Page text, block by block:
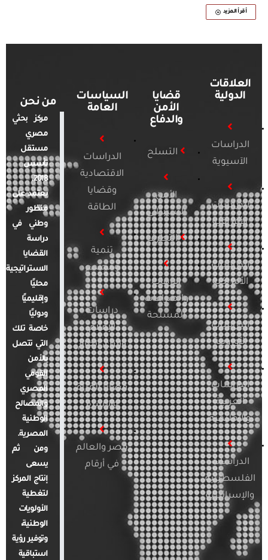
أقرأ المزيد
العلاقات
الدولية
الدراسات
الآسيوية
الدراسات
الأفريقية
الدراسات
الأمريكية
الدراسات
الأوروبية
الدراسات
العربية
والإقليمية
الدراسات
الفلسطينية
والإسرائيلية
قضايا
الأمن
والدفاع
التسلح
الأمن
السيبراني
التطرف
الإرهاب
والصراعات
المسلحة
السياسات
العامة
الدراسات
الاقتصادية
وقضايا
الطاقة
تنمية
ومجتمع
دراسات
الإعلام
والرأي العام
قضايا المرأة
والأسرة
مصر والعالم
في أرقام
من نحن
مركز بحثي
مصري
مستقل
تأسس
2018.
يعتمد على
منظور
وطني في
دراسة
القضايا
الاستراتيجية
محليًا
وإقليميًا
ودوليًا
خاصة تلك
التي تتصل
بالأمن
القومي
المصري
والمصالح
الوطنية
المصرية.
ومن ثم
يسعى
إنتاج المركز
لتغطية
الأولويات
الوطنية،
وتوفير رؤية
استباقية